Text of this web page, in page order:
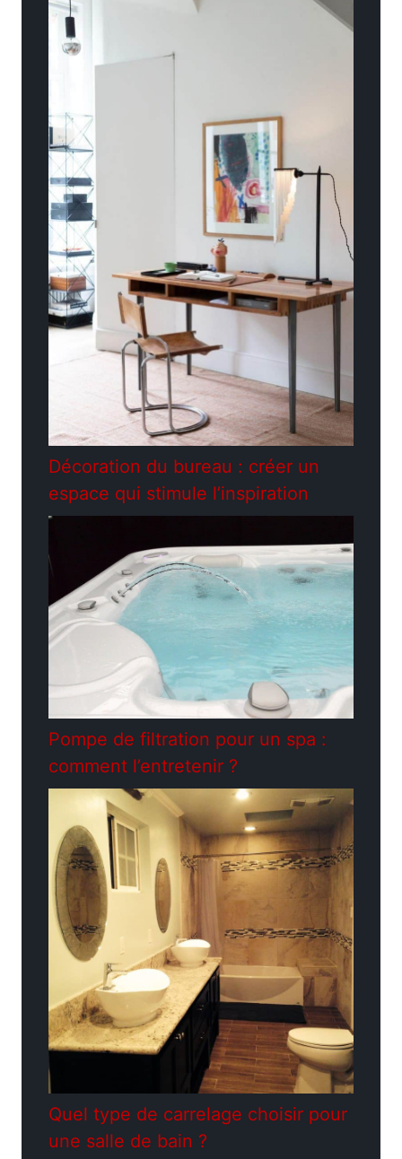
Décoration du bureau : créer un
espace qui stimule l’inspiration
Pompe de filtration pour un spa :
comment l’entretenir ?
Quel type de carrelage choisir pour
une salle de bain ?